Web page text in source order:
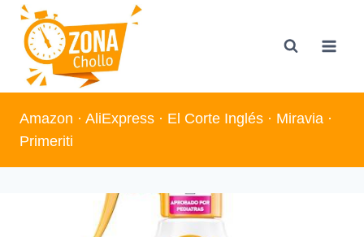
Saltar
contenido
Amazon · AliExpress · El Corte Inglés · Miravia ·
Primeriti